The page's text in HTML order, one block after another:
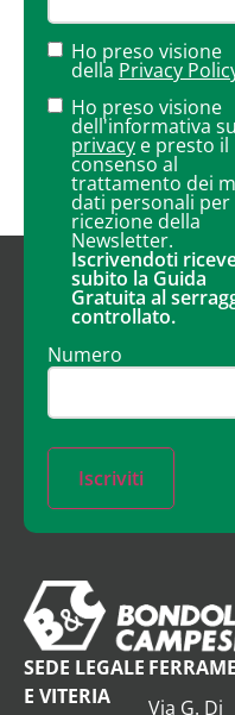
Ho preso visione
della Privacy
Ho preso visione
dell'informativa
privacy e presto il
consenso al
trattamento dei
dati personali per
ricezione della
Newsletter.
Iscrivendoti
subito la Guida
Gratuita al
controllato.
Numero
Iscriviti
SEDE LEGALE
E VITERIA
Via G. Di